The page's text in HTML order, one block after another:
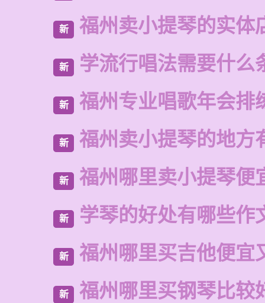
新 福州卖小提琴的实体
新 学流行唱法需要什么
新 福州专业唱歌年会排
新 福州卖小提琴的地方
新 福州哪里卖小提琴便
新 学琴的好处有哪些作
新 福州哪里买吉他便宜
新 福州哪里买钢琴比较